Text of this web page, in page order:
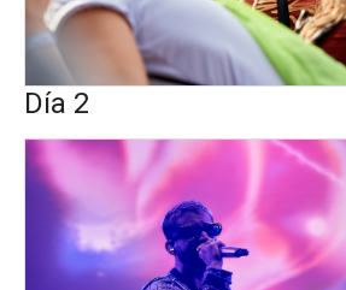
Día 2